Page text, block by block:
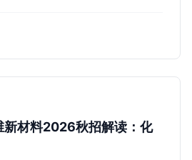
新材料2026秋招解读：化